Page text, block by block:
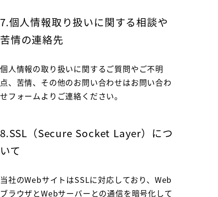
7.個人情報取り扱いに関する相談や
苦情の連絡先
個人情報の取り扱いに関するご質問やご不明
点、苦情、その他のお問い合わせはお問い合わ
せフォームよりご連絡ください。
8.SSL（Secure Socket Layer）につ
いて
当社のWebサイトはSSLに対応しており、Web
ブラウザとWebサーバーとの通信を暗号化して